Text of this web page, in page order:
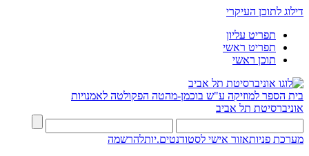
דילוג לתוכן העיקרי
תפריט עליון
תפריט ראשי
תוכן ראשי
בית הספר למוזיקה ע"ש בוכמן-מהטה הפקולטה לאמנויות
אוניברסיטת תל אביב
מערכת פניותאזור אישי לסטודנטים.יותלהרשמה